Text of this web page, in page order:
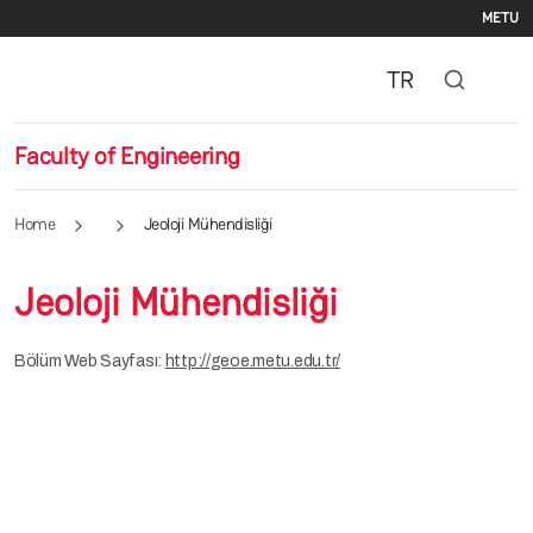
METU
Faculty of Engineering
TR
Home Jeoloji Mühendisliği
Jeoloji Mühendisliği
Bölüm Web Sayfası: http://geoe.metu.edu.tr/